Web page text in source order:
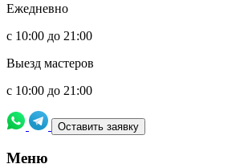
Ежедневно
с 10:00 до 21:00
Выезд мастеров
с 10:00 до 21:00
Оставить заявку
Meню